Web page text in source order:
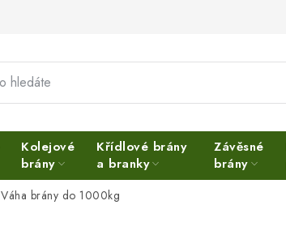
Kolejové
brány
Křídlové brány
a branky
Závěsné
brány
Váha brány do 1000kg